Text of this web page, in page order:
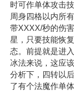
时可作单体攻击
周身四格以内所
带XXXX/秒的伤
星，只要技能恢
态。前提就是进
冰法来说，这应
分析下，四转以
了有个法魔作单